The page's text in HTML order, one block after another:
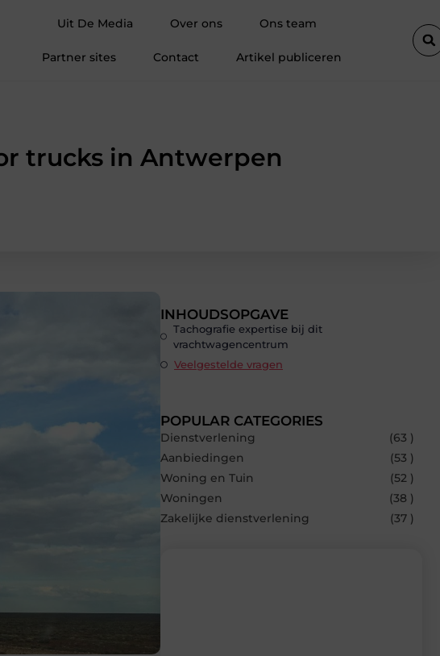
willen schakelen
Uit De Media Over ons Ons team
Partner sites Contact Artikel publiceren
trucks in Antwerpen
INHOUDSOPGAVE
Tachografie expertise bij dit
vrachtwagencentrum
Veelgestelde vragen
POPULAR CATEGORIES
Dienstverlening
(63 )
Aanbiedingen
(53 )
Woning en Tuin
(52 )
Woningen
(38 )
Zakelijke dienstverlening
(37 )